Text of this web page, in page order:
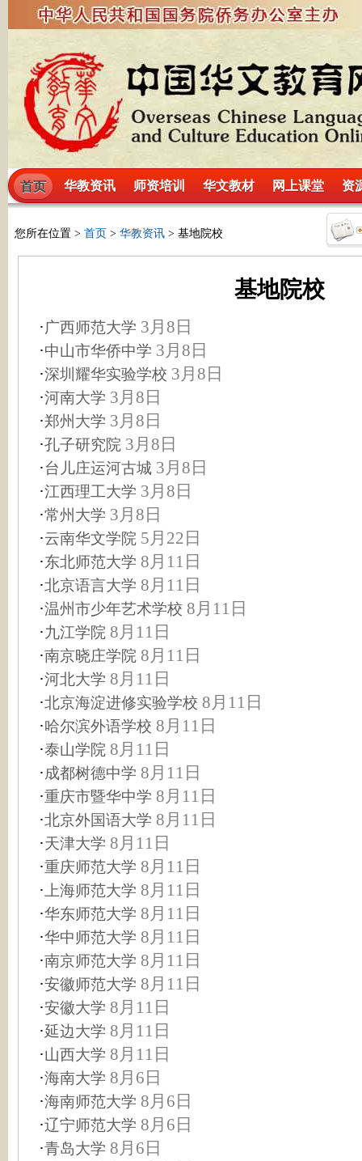
首页 华教资讯 师资培训 华文教材 网上课堂 资
您所在位置 > 首页 > 华教资讯 > 基地院校
基地院校
·广西师范大学 3月8日
·中山市华侨中学 3月8日
·深圳耀华实验学校 3月8日
·河南大学 3月8日
·郑州大学 3月8日
·孔子研究院 3月8日
·台儿庄运河古城 3月8日
·江西理工大学 3月8日
·常州大学 3月8日
·云南华文学院 5月22日
·东北师范大学 8月11日
·北京语言大学 8月11日
·温州市少年艺术学校 8月11日
·九江学院 8月11日
·南京晓庄学院 8月11日
·河北大学 8月11日
·北京海淀进修实验学校 8月11日
·哈尔滨外语学校 8月11日
·泰山学院 8月11日
·成都树德中学 8月11日
·重庆市暨华中学 8月11日
·北京外国语大学 8月11日
·天津大学 8月11日
·重庆师范大学 8月11日
· 上海师范大学 8月11日
·华东师范大学 8月11日
·华中师范大学 8月11日
·南京师范大学 8月11日
·安徽师范大学 8月11日
·安徽大学 8月11日
·延边大学 8月11日
·山西大学 8月11日
·海南大学 8月6日
·海南师范大学 8月6日
·辽宁师范大学 8月6日
·青岛大学 8月6日